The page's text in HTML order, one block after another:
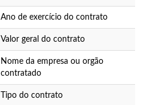
Ano de exercício do contrato
Valor geral do contrato
Nome da empresa ou orgão
contratado
Tipo do contrato